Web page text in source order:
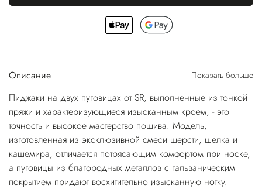
Описание Показать больше
Пиджаки на двух пуговицах от SR, выполненные из тонкой
пряжи и характеризующиеся изысканным кроем, - это
точность и высокое мастерство пошива. Модель,
изготовленная из эксклюзивной смеси шерсти, шелка и
кашемира, отличается потрясающим комфортом при носке,
а пуговицы из благородных металлов с гальваническим
покрытием придают восхитительно изысканную нотку.